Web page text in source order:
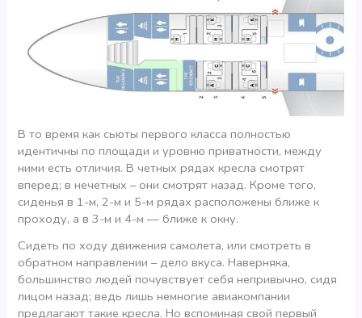
В то время как сьюты первого класса полностью
идентичны по площади и уровню приватности, между
ними есть отличия. В четных рядах кресла смотрят
вперед; в нечетных – они смотрят назад. Кроме того,
сиденья в 1-м, 2-м и 5-м рядах расположены ближе к
проходу, а в 3-м и 4-м — ближе к окну.
Сидеть по ходу движения самолета, или смотреть в
обратном направлении – дело вкуса. Наверняка,
большинство людей почувствует себя непривычно, сидя
лицом назад; ведь лишь немногие авиакомпании
предлагают такие кресла. Но вспоминая свой первый